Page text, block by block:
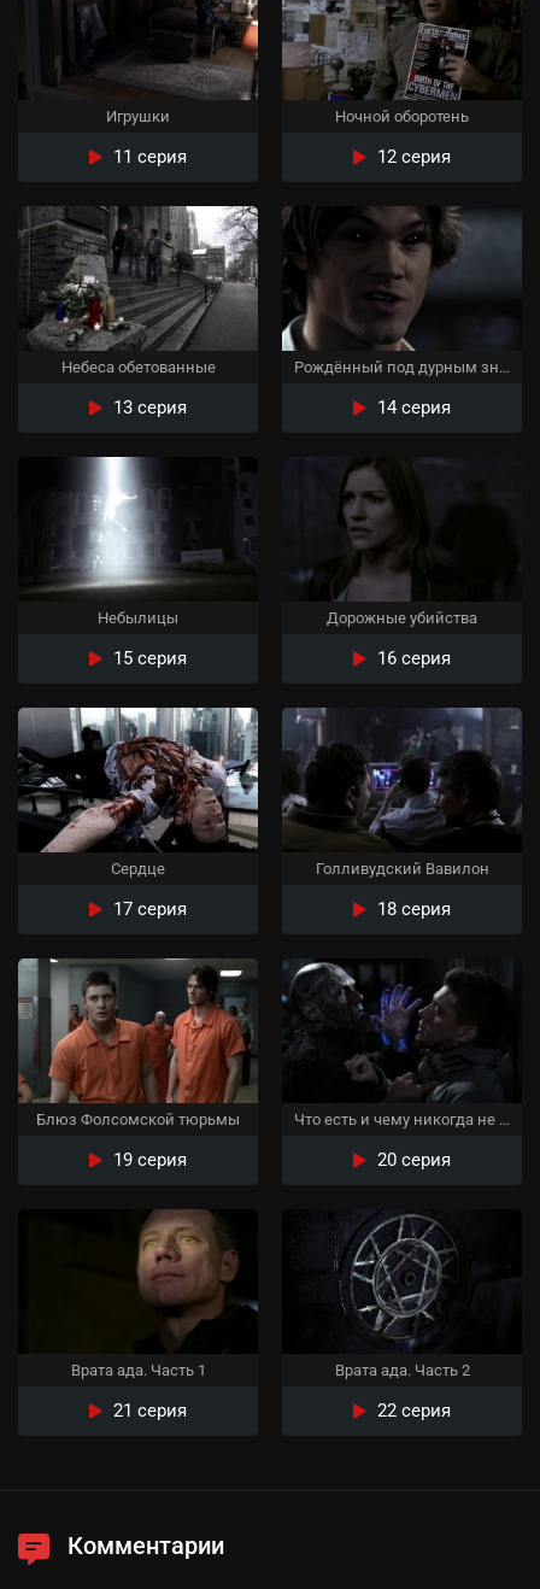
Игрушки
11 серия
Ночной оборотень
12 серия
Небеса обетованные
13 серия
Рождённый под дурным знаком
14 серия
Небылицы
15 серия
Дорожные убийства
16 серия
Сердце
17 серия
Голливудский Вавилон
18 серия
Блюз Фолсомской тюрьмы
19 серия
Что есть и чему никогда не бывать
20 серия
Врата ада. Часть 1
21 серия
Врата ада. Часть 2
22 серия
Комментарии